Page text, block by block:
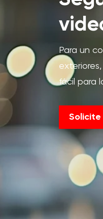
Para un
fácil para